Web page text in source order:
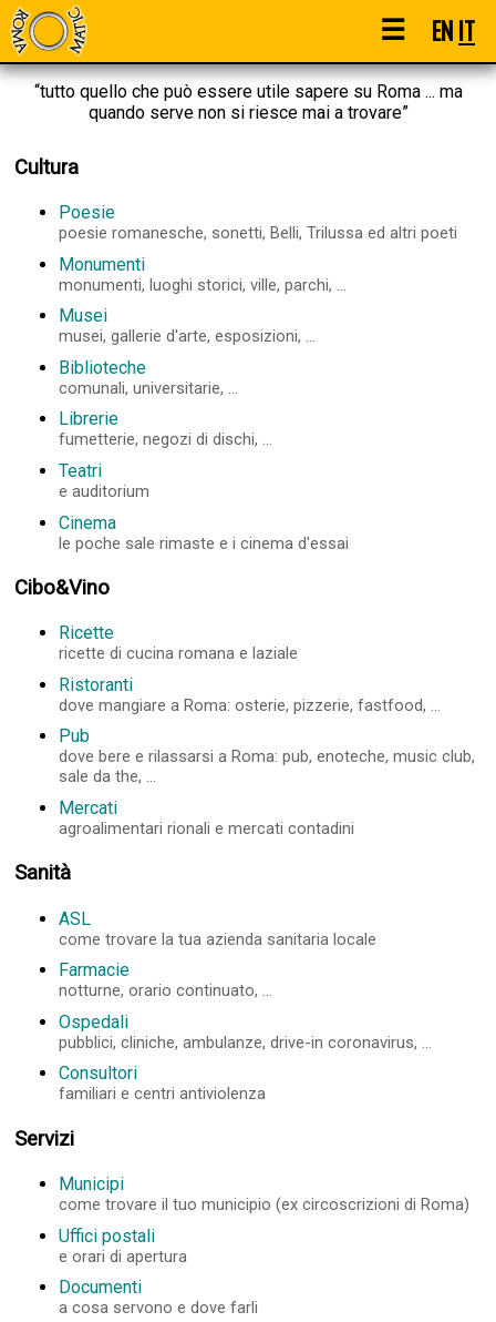
☰ ENIT
“tutto quello che può essere utile sapere su Roma ... ma
quando serve non si riesce mai a trovare”
Cultura
Poesie
poesie romanesche, sonetti, Belli, Trilussa ed altri poeti
Monumenti
monumenti, luoghi storici, ville, parchi, ...
Musei
musei, gallerie d'arte, esposizioni, ...
Biblioteche
comunali, universitarie, ...
Librerie
fumetterie, negozi di dischi, ...
Teatri
e auditorium
Cinema
le poche sale rimaste e i cinema d'essai
Cibo&Vino
Ricette
ricette di cucina romana e laziale
Ristoranti
dove mangiare a Roma: osterie, pizzerie, fastfood, ...
Pub
dove bere e rilassarsi a Roma: pub, enoteche, music club,
sale da the, ...
Mercati
agroalimentari rionali e mercati contadini
Sanità
ASL
come trovare la tua azienda sanitaria locale
Farmacie
notturne, orario continuato, ...
Ospedali
pubblici, cliniche, ambulanze, drive-in coronavirus, ...
Consultori
familiari e centri antiviolenza
Servizi
Municipi
come trovare il tuo municipio (ex circoscrizioni di Roma)
Uffici postali
e orari di apertura
Documenti
a cosa servono e dove farli